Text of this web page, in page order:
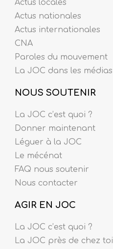
Actus locales
Actus nationales
Actus internationales
CNA
Paroles du mouvement
La JOC dans les médias
NOUS SOUTENIR
La JOC c’est quoi ?
Donner maintenant
Léguer à la JOC
Le mécénat
FAQ nous soutenir
Nous contacter
AGIR EN JOC
La JOC c’est quoi ?
La JOC près de chez toi